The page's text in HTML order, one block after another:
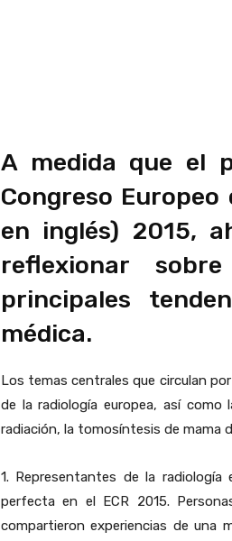
A medida que el
Congreso Europeo
en inglés) 2015,
reflexionar
principales
médica.
Los temas centrales que circulan
de la radiología europea, así
radiación, la tomosíntesis de mama
1. Representantes de la radiología
perfecta en el ECR 2015.
compartieron experiencias de una